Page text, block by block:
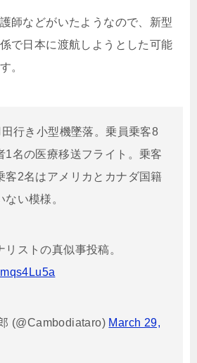
師などがいたようなので、新型
で日本に渡航しようとした可能
。
行き小型機墜落。乗員乗客8
1名の医療移送フライト。乗客
客2名はアメリカとカナダ国籍
い模様。
ストの真似事投稿。
(@Cambodiataro) March 29,